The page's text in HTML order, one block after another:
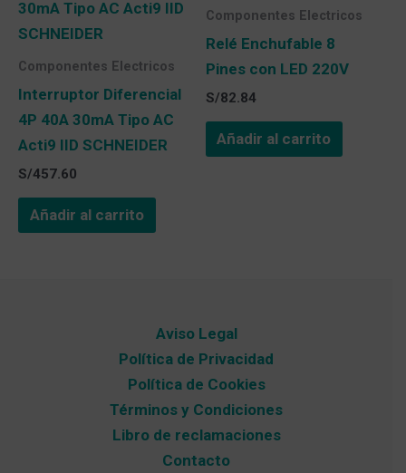
Componentes Electricos
Interruptor Diferencial
4P 40A 30mA Tipo AC
Acti9 IID SCHNEIDER
S/457.60
Añadir al carrito
Componentes Electricos
Relé Enchufable 8
Pines con LED 220V
S/82.84
Añadir al carrito
Aviso Legal
Política de Privacidad
Política de Cookies
Términos y Condiciones
Libro de reclamaciones
Contacto